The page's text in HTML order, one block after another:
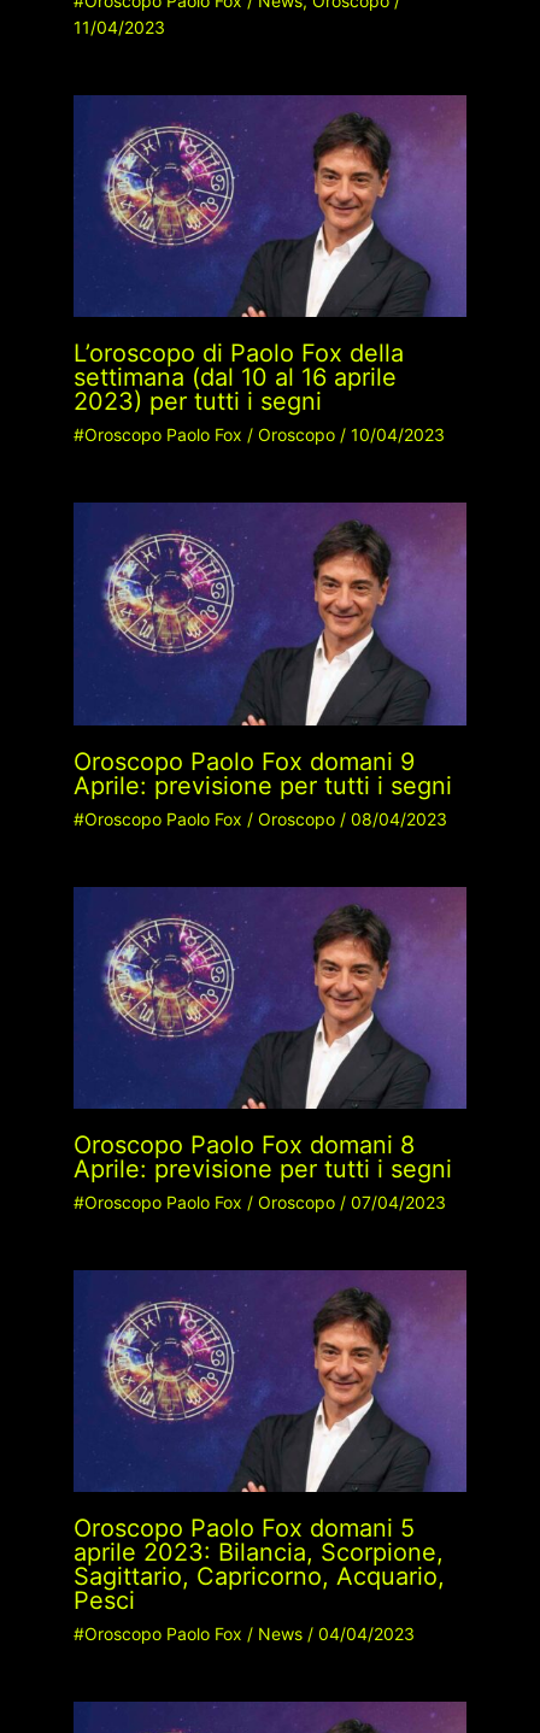
11/04/2023
L’oroscopo di Paolo Fox della
settimana (dal 10 al 16 aprile
2023) per tutti i segni
#Oroscopo Paolo Fox / Oroscopo/ 10/04/2023
Oroscopo Paolo Fox domani 9
Aprile: previsione per tutti i segni
#Oroscopo Paolo Fox / Oroscopo/ 08/04/2023
Oroscopo Paolo Fox domani 8
Aprile: previsione per tutti i segni
#Oroscopo Paolo Fox / Oroscopo/ 07/04/2023
Oroscopo Paolo Fox domani 5
aprile 2023: Bilancia, Scorpione,
Sagittario, Capricorno, Acquario,
Pesci
#Oroscopo Paolo Fox / News/ 04/04/2023